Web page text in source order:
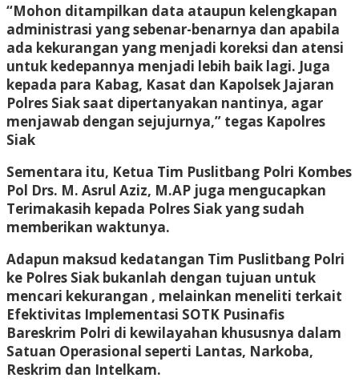
“Mohon ditampilkan data ataupun kelengkapan
administrasi yang sebenar-benarnya dan apabila
ada kekurangan yang menjadi koreksi dan atensi
untuk kedepannya menjadi lebih baik lagi. Juga
kepada para Kabag, Kasat dan Kapolsek Jajaran
Polres Siak saat dipertanyakan nantinya, agar
menjawab dengan sejujurnya,” tegas Kapolres
Siak
Sementara itu, Ketua Tim Puslitbang Polri Kombes
Pol Drs. M. Asrul Aziz, M.AP juga mengucapkan
Terimakasih kepada Polres Siak yang sudah
memberikan waktunya.
Adapun maksud kedatangan Tim Puslitbang Polri
ke Polres Siak bukanlah dengan tujuan untuk
mencari kekurangan , melainkan meneliti terkait
Efektivitas Implementasi SOTK Pusinafis
Bareskrim Polri di kewilayahan khususnya dalam
Satuan Operasional seperti Lantas, Narkoba,
Reskrim dan Intelkam.